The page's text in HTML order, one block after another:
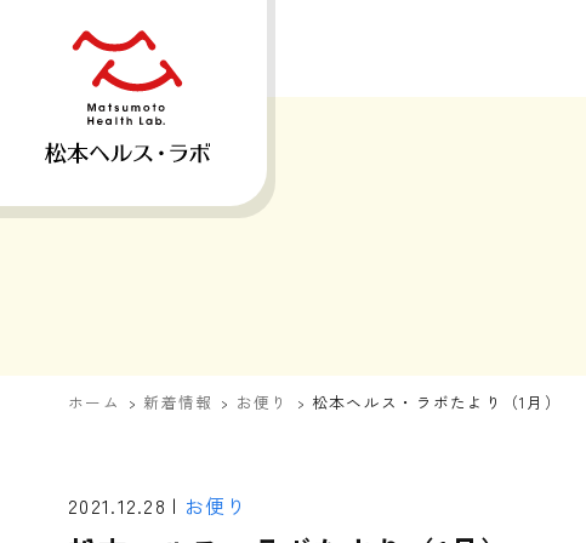
ホーム 新着情報 お便り 松本ヘルス・ラボたより（1月）
2021.12.28 | お便り